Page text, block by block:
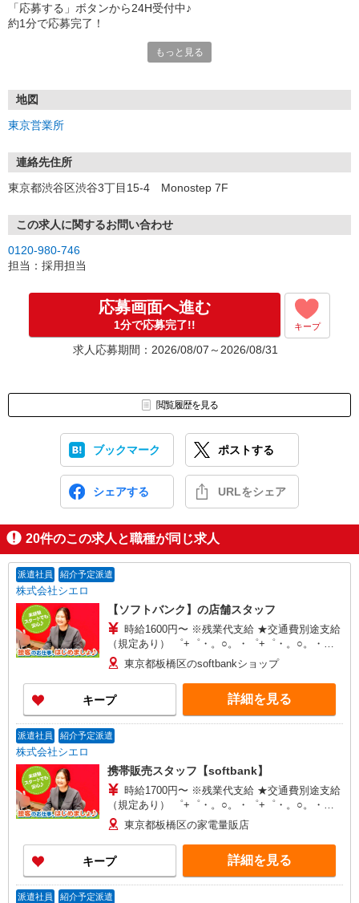
「応募する」ボタンから24H受付中♪
約1分で応募完了！
①応募から3営業日を目安に、メールorお電話でご連絡します。
★スマホでWEB面接（LINEなど）・出張面接・事務所面接と選べま
す
③面接実施（履歴書不要）
※ご希望があれば、職場見学の調整もOKです！
お気軽にご応募ください♪
もっと見る
地図
東京営業所
連絡先住所
東京都渋谷区渋谷3丁目15-4 Monostep 7F
この求人に関するお問い合わせ
0120-980-746
担当：採用担当
応募画面へ進む
1分で応募完了!! キープ
求人応募期間：2026/08/07～2026/08/31
閲覧履歴を見る
ブックマーク ポストする
シェアする URLをシェア
20件のこの求人と職種が同じ求人
派遣社員 紹介予定派遣
株式会社シエロ
【ソフトバンク】の店舗スタッフ
時給1600円〜 ※残業代支給 ★交通費別途支給
（規定あり） ゜+゜・。○。・゜+゜・。○。・゜
+゜ 入社祝い金10万円支給(規定有) お友達を紹介
頂くと, インセンティブ支給(規定有) ★月2回払
い・週払い可能（規程有）★ ゜・。○。・゜
+゜・。○。・゜+゜
東京都板橋区のsoftbankショップ
キープ 詳細を見る
派遣社員 紹介予定派遣
株式会社シエロ
携帯販売スタッフ【softbank】
時給1700円〜 ※残業代支給 ★交通費別途支給
（規定あり） ゜+゜・。○。・゜+゜・。○。・゜
+゜ 入社祝い金10万円支給(規定有) お友達を紹介
頂くと, インセンティブ支給(規定有) ★月2回払
い・週払い可能（規程有）★ ゜・。○。・゜
+゜・。○。・゜+゜
東京都板橋区の家電量販店
キープ 詳細を見る
派遣社員 紹介予定派遣